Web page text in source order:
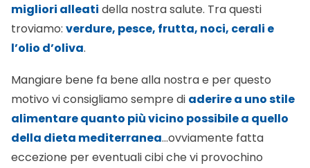
migliori alleati della nostra salute. Tra questi
troviamo: verdure, pesce, frutta, noci, cerali e
l’olio d’oliva.
Mangiare bene fa bene alla nostra e per questo
motivo vi consigliamo sempre di aderire a uno stile
alimentare quanto più vicino possibile a quello
della dieta mediterranea…ovviamente fatta
eccezione per eventuali cibi che vi provochino